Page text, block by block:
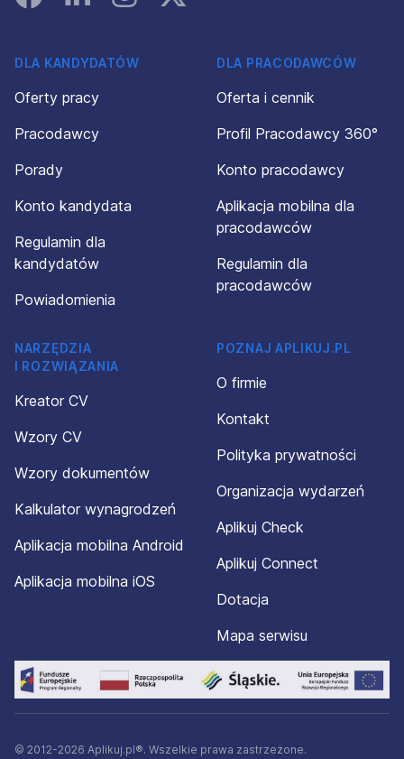
DLA KANDYDATÓW
Oferty pracy
Pracodawcy
Porady
Konto kandydata
Regulamin dla
kandydatów
Powiadomienia
DLA PRACODAWCÓW
Oferta i cennik
Profil Pracodawcy 360°
Konto pracodawcy
Aplikacja mobilna dla
pracodawców
Regulamin dla
pracodawców
NARZĘDZIA
I ROZWIĄZANIA
Kreator CV
Wzory CV
Wzory dokumentów
Kalkulator wynagrodzeń
Aplikacja mobilna Android
Aplikacja mobilna iOS
POZNAJ APLIKUJ.PL
O firmie
Kontakt
Polityka prywatności
Organizacja wydarzeń
Aplikuj Check
Aplikuj Connect
Dotacja
Mapa serwisu
© 2012-2026 Aplikuj.pl®. Wszelkie prawa zastrzeżone.